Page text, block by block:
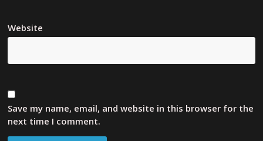
Website
Save my name, email, and website in this browser for the
next time I comment.